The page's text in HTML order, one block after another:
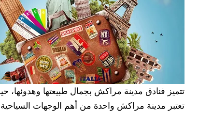
تتميز فنادق مدينة مراكش بجمال طبيعتها وهدوئها،
تعتبر مدينة مراكش واحدة من أهم الوجهات السياحية